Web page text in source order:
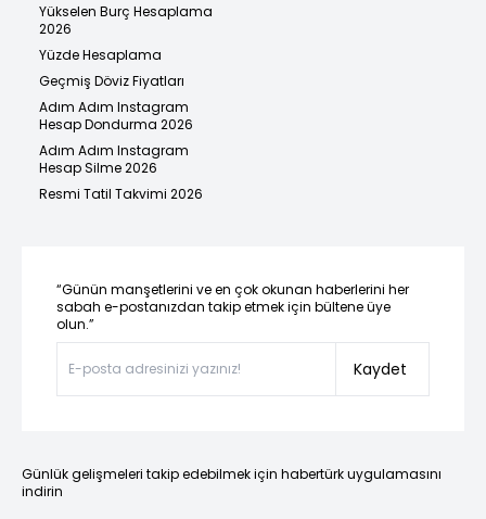
Yükselen Burç Hesaplama
2026
Yüzde Hesaplama
Geçmiş Döviz Fiyatları
Adım Adım Instagram
Hesap Dondurma 2026
Adım Adım Instagram
Hesap Silme 2026
Resmi Tatil Takvimi 2026
“Günün manşetlerini ve en çok okunan haberlerini her
sabah e-postanızdan takip etmek için bültene üye
olun.”
Kaydet
Günlük gelişmeleri takip edebilmek için habertürk uygulamasını
indirin